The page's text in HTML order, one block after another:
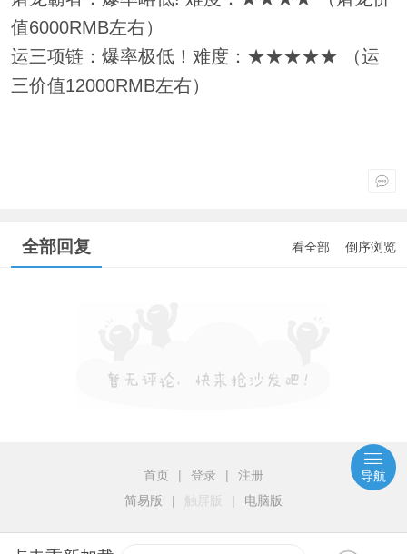
值6000RMB左右）
运三项链：爆率极低！难度：★★★★★ （运
三价值12000RMB左右）
全部回复 看全部 倒序浏览
首页 | 登录 |
注册
简易版
| 触屏版 | 电脑版
导航